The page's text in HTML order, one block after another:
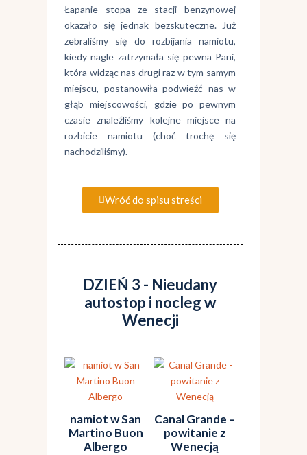
Łapanie stopa ze stacji benzynowej
okazało się jednak bezskuteczne. Już
zebraliśmy się do rozbijania namiotu,
kiedy nagle zatrzymała się pewna Pani,
która widząc nas drugi raz w tym samym
miejscu, postanowiła podwieźć nas w
głąb miejscowości, gdzie po pewnym
czasie znaleźliśmy kolejne miejsce na
rozbicie namiotu (choć trochę się
nachodziliśmy).
Wróć do spisu streści
DZIEŃ 3 - Nieudany
autostop i nocleg w
Wenecji
namiot w San
Martino Buon
Albergo
Canal Grande –
powitanie z
Wenecją